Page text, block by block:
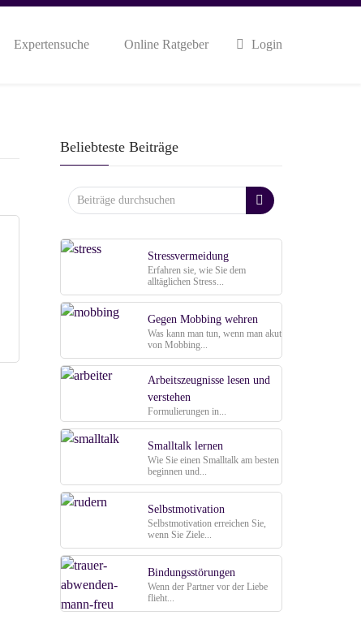
Expertensuche Online Ratgeber Login
Beliebteste Beiträge
Stressvermeidung
Erfahren sie, wie Sie dem
alltäglichen Stress...
Gegen Mobbing wehren
Was kann man tun, wenn man akut
von Mobbing...
Arbeitszeugnisse lesen und
verstehen
Formulierungen in...
Smalltalk lernen
Wie Sie einen Smalltalk am besten
beginnen und...
Selbstmotivation
Selbstmotivation erreichen Sie,
wenn Sie Ziele...
Bindungsstörungen
Wenn der Partner vor der Liebe
flieht...